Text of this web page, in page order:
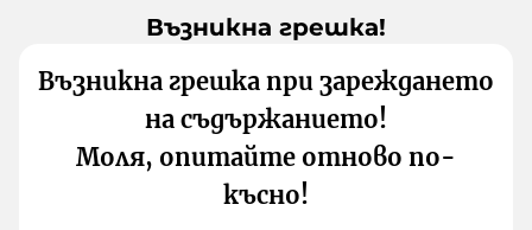
Възникна грешка!
Възникна грешка при зареждането
на съдържанието!
Моля, опитайте отново по-
късно!